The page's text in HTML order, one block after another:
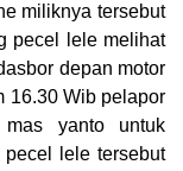
miliknya tersebut
pecel lele melihat
depan motor
16.30 Wib pelapor
yanto untuk
lele tersebut